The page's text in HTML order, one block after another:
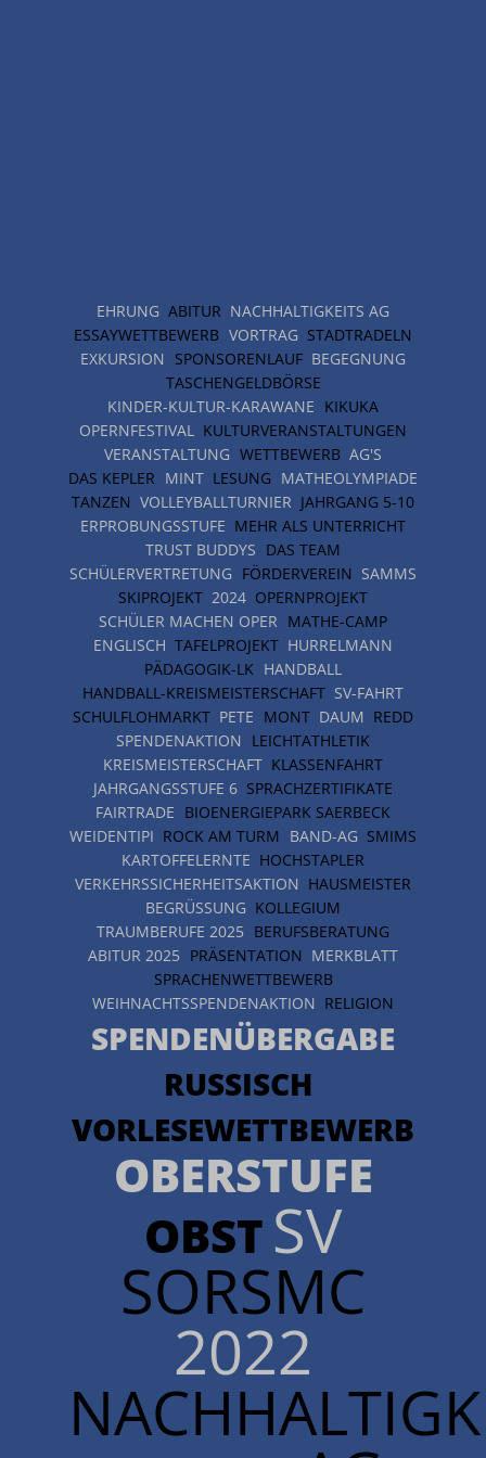
EHRUNG ABITUR NACHHALTIGKEITS AG
ESSAYWETTBEWERB VORTRAG STADTRADELN
EXKURSION SPONSORENLAUF BEGEGNUNG
TASCHENGELDBÖRSE
KINDER-KULTUR-KARAWANE KIKUKA
OPERNFESTIVAL KULTURVERANSTALTUNGEN
VERANSTALTUNG WETTBEWERB AG'S
DAS KEPLER MINT LESUNG MATHEOLYMPIADE
TANZEN VOLLEYBALLTURNIER JAHRGANG 5-10
ERPROBUNGSSTUFE MEHR ALS UNTERRICHT
TRUST BUDDYS DAS TEAM
SCHÜLERVERTRETUNG FÖRDERVEREIN SAMMS
SKIPROJEKT 2024 OPERNPROJEKT
SCHÜLER MACHEN OPER MATHE-CAMP
ENGLISCH TAFELPROJEKT HURRELMANN
PÄDAGOGIK-LK HANDBALL
HANDBALL-KREISMEISTERSCHAFT SV-FAHRT
SCHULFLOHMARKT PETE MONT DAUM REDD
SPENDENAKTION LEICHTATHLETIK
KREISMEISTERSCHAFT KLASSENFAHRT
JAHRGANGSSTUFE 6 SPRACHZERTIFIKATE
FAIRTRADE BIOENERGIEPARK SAERBECK
WEIDENTIPI ROCK AM TURM BAND-AG SMIMS
KARTOFFELERNTE HOCHSTAPLER
VERKEHRSSICHERHEITSAKTION HAUSMEISTER
BEGRÜSSUNG
KOLLEGIUM
TRAUMBERUFE 2025 BERUFSBERATUNG
ABITUR 2025 PRÄSENTATION MERKBLATT
SPRACHENWETTBEWERB
WEIHNACHTSSPENDENAKTION RELIGION
SPENDENÜBERGABE
RUSSISCH
VORLESEWETTBEWERB
OBERSTUFE
OBST SV
SORSMC
2022